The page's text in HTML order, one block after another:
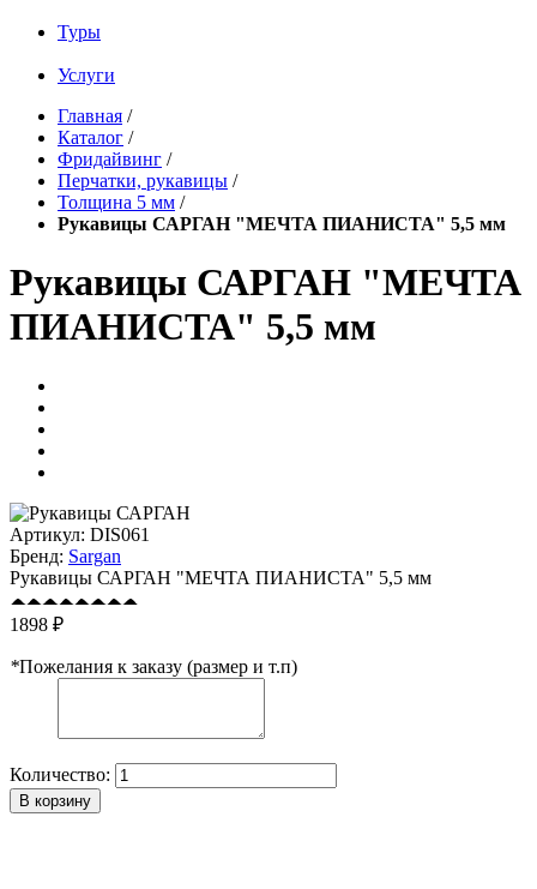
Туры
Услуги
Главная /
Каталог /
Фридайвинг /
Перчатки, рукавицы /
Толщина 5 мм /
Рукавицы САРГАН "МЕЧТА ПИАНИСТА" 5,5 мм
Рукавицы САРГАН "МЕЧТА
ПИАНИСТА" 5,5 мм
Артикул: DIS061
Бренд: Sargan
Рукавицы САРГАН "МЕЧТА ПИАНИСТА" 5,5 мм
1898 ₽
*Пожелания к заказу (размер и т.п)
Количество:
В корзину